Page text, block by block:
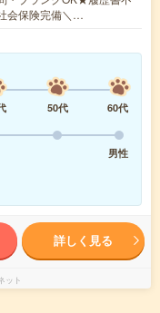
会保険完備＼…
50代
60代
男性
詳しく見る
ット